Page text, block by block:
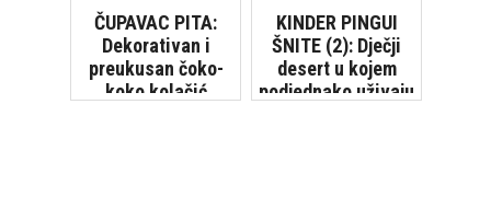
topi se u ustima!
[V...
ČUPAVAC PITA:
Dekorativan i
preukusan čoko-
koko kolačić
KINDER PINGUI
ŠNITE (2): Dječji
desert u kojem
podjednako uživaju